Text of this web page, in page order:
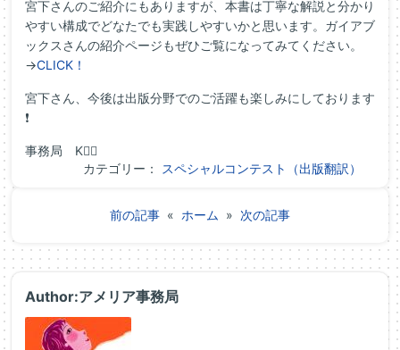
宮下さんのご紹介にもありますが、本書は丁寧な解説と分かり
やすい構成でどなたでも実践しやすいかと思います。ガイアブ
ックスさんの紹介ページもぜひご覧になってみてください。
→CLICK！
宮下さん、今後は出版分野でのご活躍も楽しみにしております
❗
事務局 K🧘‍♀️
カテゴリー： スペシャルコンテスト（出版翻訳）
前の記事 « ホーム » 次の記事
Author:アメリア事務局